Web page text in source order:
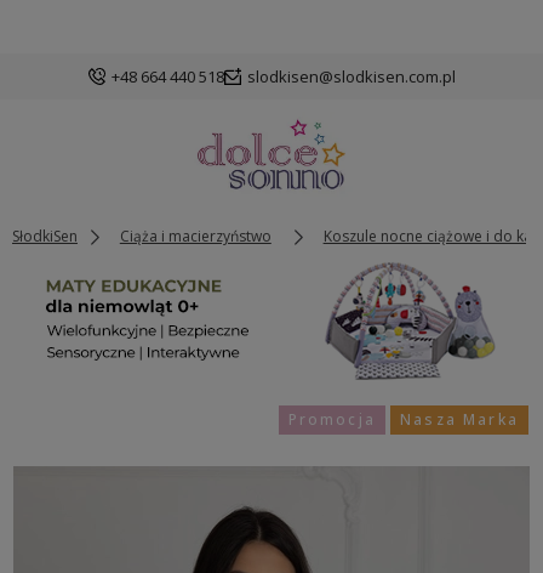
+48 664 440 518 slodkisen@slodkisen.com.pl
SłodkiSen Ciąża i macierzyństwo Koszule nocne ciążowe i do
Promocja Nasza Marka